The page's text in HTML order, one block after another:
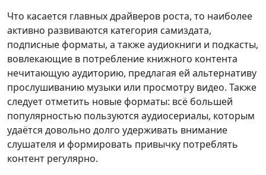
Что касается главных драйверов роста, то наиболее
активно развиваются категория самиздата,
подписные форматы, а также аудиокниги и подкасты,
вовлекающие в потребление книжного контента
нечитающую аудиторию, предлагая ей альтернативу
прослушиванию музыки или просмотру видео. Также
следует отметить новые форматы: всё большей
популярностью пользуются аудиосериалы, которым
удаётся довольно долго удерживать внимание
слушателя и формировать привычку потреблять
контент регулярно.